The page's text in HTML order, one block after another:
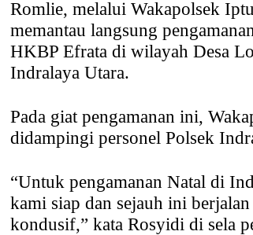
Romlie, melalui Wakapolsek
memantau langsung
HKBP Efrata di wilayah Desa
Indralaya Utara.
Pada giat pengamanan ini,
didampingi personel Polsek
“Untuk pengamanan Natal di
kami siap dan sejauh ini berjalan
kondusif,” kata Rosyidi di sela